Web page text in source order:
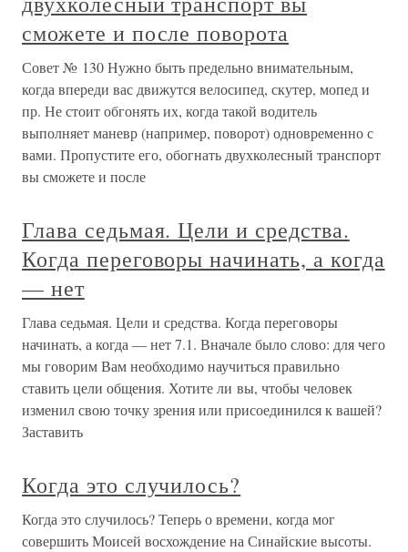
сможете и после поворота
Совет № 130 Нужно быть предельно внимательным,
когда впереди вас движутся велосипед, скутер, мопед и
пр. Не стоит обгонять их, когда такой водитель
выполняет маневр (например, поворот) одновременно с
вами. Пропустите его, обогнать двухколесный транспорт
вы сможете и после
Глава седьмая. Цели и средства.
Когда переговоры начинать, а когда
— нет
Глава седьмая. Цели и средства. Когда переговоры
начинать, а когда — нет 7.1. Вначале было слово: для чего
мы говорим Вам необходимо научиться правильно
ставить цели общения. Хотите ли вы, чтобы человек
изменил свою точку зрения или присоединился к вашей?
Заставить
Когда это случилось?
Когда это случилось? Теперь о времени, когда мог
совершить Моисей восхождение на Синайские высоты.